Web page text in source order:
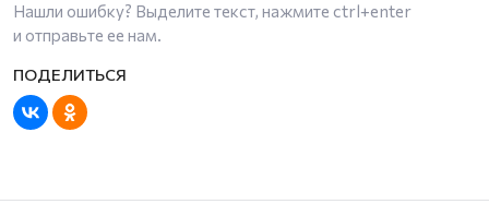
Нашли ошибку? Выделите текст, нажмите ctrl+enter
и отправьте ее нам.